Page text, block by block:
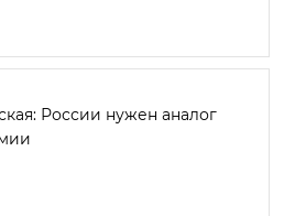
России нужен аналог